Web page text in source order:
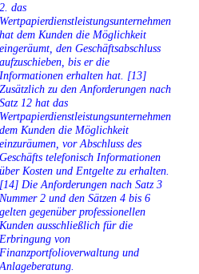
2. das
Wertpapierdienstleistungsunternehmen
hat dem Kunden die Möglichkeit
eingeräumt, den Geschäftsabschluss
aufzuschieben, bis er die
Informationen erhalten hat. [13]
Zusätzlich zu den Anforderungen nach
Satz 12 hat das
Wertpapierdienstleistungsunternehmen
dem Kunden die Möglichkeit
einzuräumen, vor Abschluss des
Geschäfts telefonisch Informationen
über Kosten und Entgelte zu erhalten.
[14] Die Anforderungen nach Satz 3
Nummer 2 und den Sätzen 4 bis 6
gelten gegenüber professionellen
Kunden ausschließlich für die
Erbringung von
Finanzportfolioverwaltung und
Anlageberatung.